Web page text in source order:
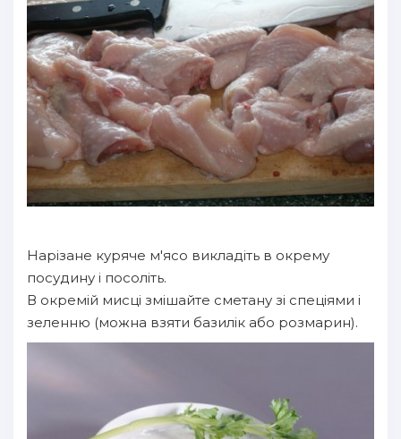
Нарізане куряче м'ясо викладіть в окрему
посудину і посоліть.
В окремій мисці змішайте сметану зі спеціями і
зеленню (можна взяти базилік або розмарин).